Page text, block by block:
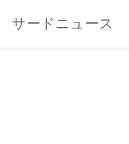
サードニュース